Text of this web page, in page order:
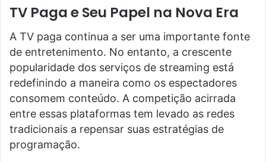
TV Paga e Seu Papel na Nova Era
A TV paga continua a ser uma importante fonte
de entretenimento. No entanto, a crescente
popularidade dos serviços de streaming está
redefinindo a maneira como os espectadores
consomem conteúdo. A competição acirrada
entre essas plataformas tem levado as redes
tradicionais a repensar suas estratégias de
programação.